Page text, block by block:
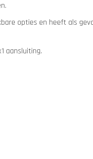
opties en heeft als
aansluiting.